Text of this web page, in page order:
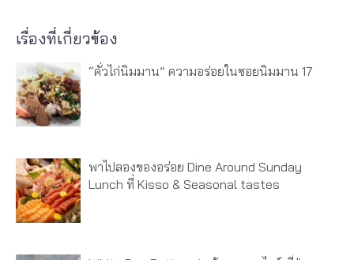
เรื่องที่เกี่ยวข้อง
“คั่วไก่นิมมาน” ความอร่อยในซอยนิมมาน 17
พาไปลองของอร่อย Dine Around Sunday
Lunch ที่ Kisso & Seasonal tastes